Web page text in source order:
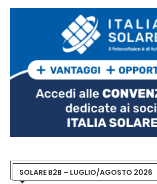
SOLARE B2B – LUGLIO/AGOSTO 2026